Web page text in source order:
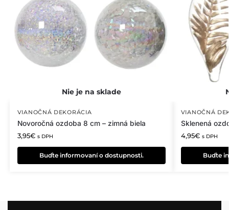
VIANOČNÁ DEKORÁCIA
Novoročná ozdoba 8 cm – zimná biela
3,95€ s DPH
Buďte informovaní o dostupnosti.
VIANOČNÁ
Sklenená
4,95€ s DPH
Buďte